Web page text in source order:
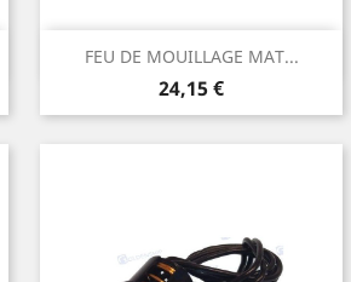
FEU DE MOUILLAGE MAT...
Prix
24,15 €
Aperçu rapide